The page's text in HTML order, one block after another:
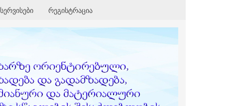
სერვისები რეგისტრაცია